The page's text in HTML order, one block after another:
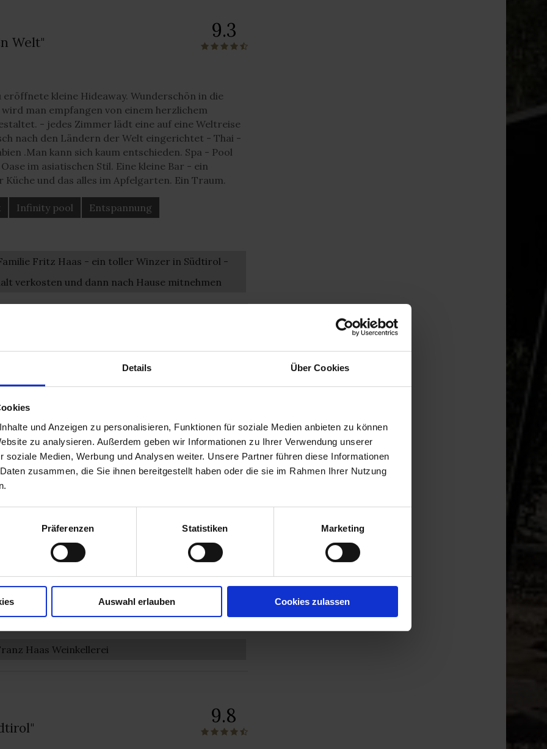
Details Über Cookies
und Anzeigen zu personalisieren, Funktionen für soziale Medien anbieten zu können
zu analysieren. Außerdem geben wir Informationen zu Ihrer Verwendung unserer
soziale Medien, Werbung und Analysen weiter. Unsere Partner führen diese Informationen
zusammen, die Sie ihnen bereitgestellt haben oder die sie im Rahmen Ihrer Nutzung
Präferenzen Statistiken Marketing
Auswahl erlauben Cookies zulassen
Welt"
9.3
kleine Hideaway. Wunderschön in die
man empfangen von einem herzlichem
- jedes Zimmer lädt eine auf eine Weltreise
nach den Ländern der Welt eingerichtet - Thai -
.Man kann sich kaum entschieden. Spa - Pool
im asiatischen Stil. Eine kleine Bar - ein
und das alles im Apfelgarten. Ein Traum.
Infinity pool
Entspannung
Fritz Haas - ein toller Winzer in Südtirol -
verkosten und dann nach Hause mitnehmen
sein, atmen"
10
Luxus Resort war so besonders, einzigartig,
die Worte fehlen. Vintage wird hier in
wie Luxus, Behaglichkeit und modernste
im Glas zu allen Tageszeiten. Coco und ich
die Tage im Chalet l‘Orniello sehr genossen. Aber
Wie auch der Frühstücksbereich mit
Holzdecke, der wunderschönen
Für den Spa-Bereich suche ich immer noch
Outdoorbereich, WUNDERvoller Duft, Saunen
von der eigenen Sauna in meinem Chalet und
zu schweigen… hach! Und, nicht zu vergessen,
Ayurveda
Solo-reisen
gehen Yoga Sport Haustiere
Haas Weinkellerei
9.8